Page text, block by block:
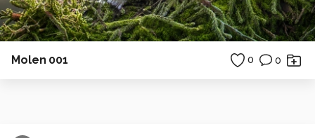
Molen 001 0 0